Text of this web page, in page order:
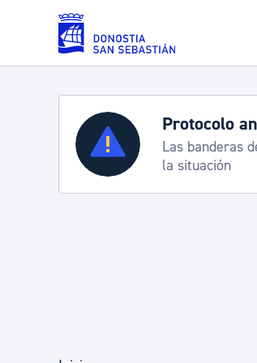
Saltar al contenido principal
Servicios
Padrón y asuntos
Protocolo
Las banderas
la situación